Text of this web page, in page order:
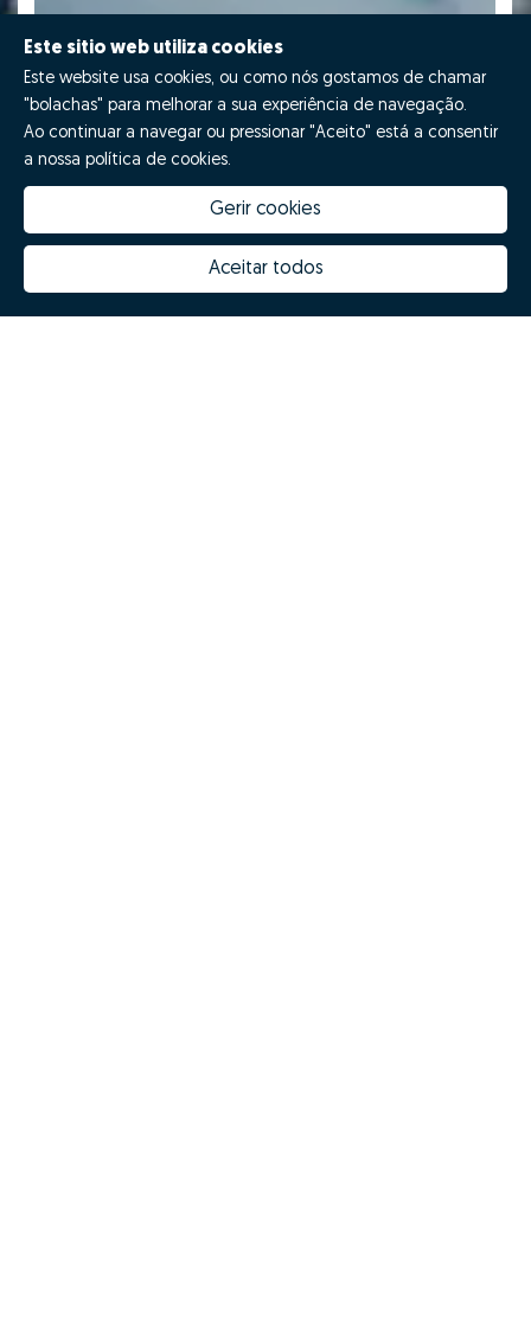
Este sitio web utiliza cookies
Este website usa cookies, ou como nós gostamos de chamar
"bolachas" para melhorar a sua experiência de navegação.
Ao continuar a navegar ou pressionar "Aceito" está a consentir
a nossa política de cookies.
Gerir cookies
Aceitar todos